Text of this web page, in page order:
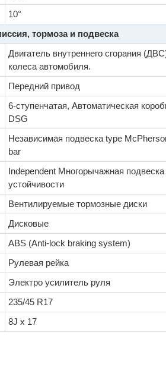
10°
тормоза и подвеска
Двигатель внутреннего сгорания
колеса автомобиля.
Передний привод
6-ступенчатая, Автоматическая
DSG
Независимая подвеска type
bar
Independent Многорычажная
устойчивости
Вентилируемые тормозные диски
Дисковые
ABS (Anti-lock braking system)
Рулевая рейка
Электро усилитель руля
235/45 R17
8J x 17